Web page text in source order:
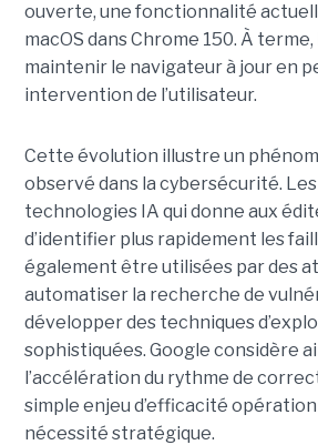
ouverte, une fonctionnalité
macOS dans Chrome 150. À
maintenir le navigateur à jour en
intervention de l’utilisateur.
Cette évolution illustre un
observé dans la cybersécurité.
technologies IA qui donne aux
d’identifier plus rapidement les
également être utilisées par des
automatiser la recherche de
développer des techniques
sophistiquées. Google considère
l’accélération du rythme de
simple enjeu d’efficacité
nécessité stratégique.